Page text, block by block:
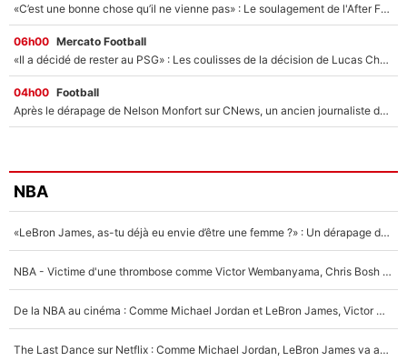
«C’est une bonne chose qu’il ne vienne pas» : Le soulagement de l'After Foot après le transfert avorté de Yan Diomandé au PSG
06h00 Mercato Football
«Il a décidé de rester au PSG» : Les coulisses de la décision de Lucas Chevalier pour son transfert
04h00 Football
Après le dérapage de Nelson Monfort sur CNews, un ancien journaliste de France Télévisions relance la polémique sur les incendies en Gironde
NBA
«LeBron James, as-tu déjà eu envie d’être une femme ?» : Un dérapage de Donald Trump sur la superstar de la NBA refait surface
NBA - Victime d'une thrombose comme Victor Wembanyama, Chris Bosh prévient le Français des risques sur sa santé : «J’ai failli mourir sur le coup et j’ai été ramené à la vie»
De la NBA au cinéma : Comme Michael Jordan et LeBron James, Victor Wembanyama rêve d'une carrière d'acteur !
The Last Dance sur Netflix : Comme Michael Jordan, LeBron James va avoir le droit à sa série !